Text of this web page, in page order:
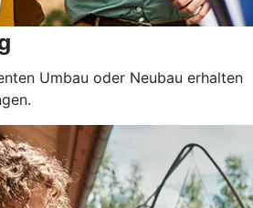
Umbau oder Neubau erhalten